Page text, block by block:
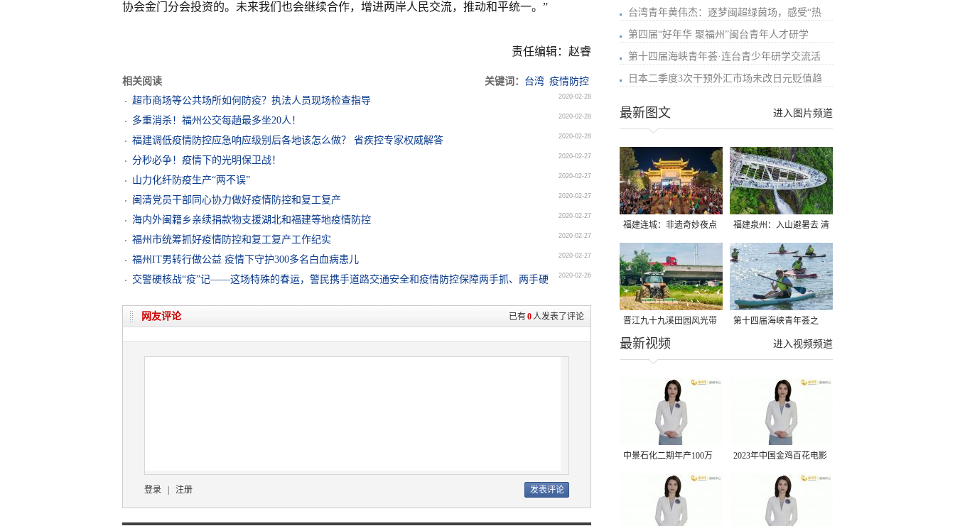
协会金门分会投资的。未来我们也会继续合作，增进两岸人民交流，推动和平统一。”
责任编辑：赵睿
相关阅读 关键词： 台湾 疫情防控
超市商场等公共场所如何防疫？执法人员现场检查指导
2020-02-28
多重消杀！福州公交每趟最多坐20人！ 2020-02-28
福建调低疫情防控应急响应级别后各地该怎么做？ 省疾控专家权威解答 2020-02-28
分秒必争！疫情下的光明保卫战！ 2020-02-27
山力化纤防疫生产“两不误” 2020-02-27
闽清党员干部同心协力做好疫情防控和复工复产 2020-02-27
海内外闽籍乡亲续捐款物支援湖北和福建等地疫情防控 2020-02-27
福州市统筹抓好疫情防控和复工复产工作纪实 2020-02-27
福州IT男转行做公益 疫情下守护300多名白血病患儿 2020-02-27
交警硬核战“疫”记——这场特殊的春运，警民携手道路交通安全和疫情防控保障两手抓、两手硬 2020-02-26
已有0人发表了评论
网友评论
登录 注册
台湾青年黄伟杰：逐梦闽超绿茵场，感受“热
第四届“好年华 聚福州”闽台青年人才研学
第十四届海峡青年荟·连台青少年研学交流活
日本二季度3次干预外汇市场未改日元贬值趋
进入图片频道
最新图文
福建连城：非遗奇妙夜点
亮夏夜
福建泉州：入山避暑去 清
凉好惬意
晋江九十九溪田园风光带
千亩早稻迎来成熟收割季
第十四届海峡青年荟之
2026榕台青年大学生水上
进入视频频道
最新视频
中景石化二期年产100万
吨丙烷脱氢项目建成中交
2023年中国金鸡百花电影
节有福电影巡展31日启动